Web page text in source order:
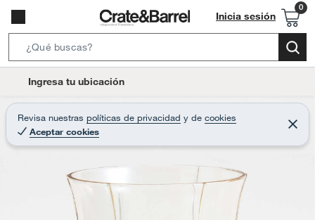
Inicia sesión
e
r
c
r
t
Ingresa tu ubicación
Revisa nuestras políticas de privacidad y de cookies
Aceptar cookies
C
e
r